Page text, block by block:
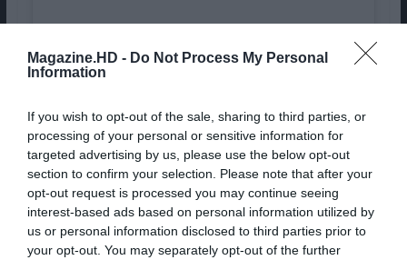
Magazine.HD - Do Not Process My Personal
Information
If you wish to opt-out of the sale, sharing to third parties, or
processing of your personal or sensitive information for
targeted advertising by us, please use the below opt-out
section to confirm your selection. Please note that after your
opt-out request is processed you may continue seeing
interest-based ads based on personal information utilized by
us or personal information disclosed to third parties prior to
your opt-out. You may separately opt-out of the further
Ver esta publicação no Instagram